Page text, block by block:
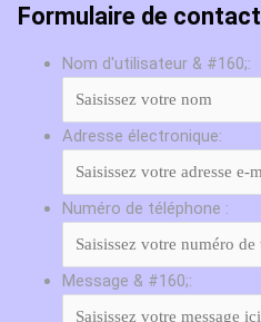
Formulaire de contact
Nom d'utilisateur & #160;:
Adresse électronique:
Numéro de téléphone :
Message & #160;: